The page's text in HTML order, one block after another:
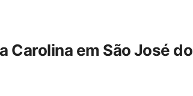
Carolina em São José do